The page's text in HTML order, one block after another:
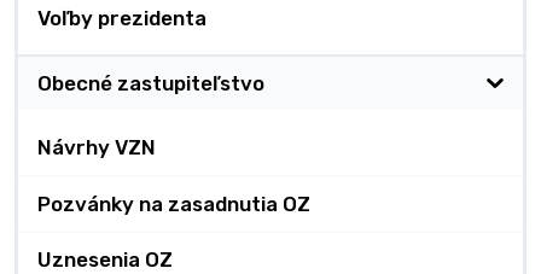
Voľby prezidenta
Obecné zastupiteľstvo
Návrhy VZN
Pozvánky na zasadnutia OZ
Uznesenia OZ